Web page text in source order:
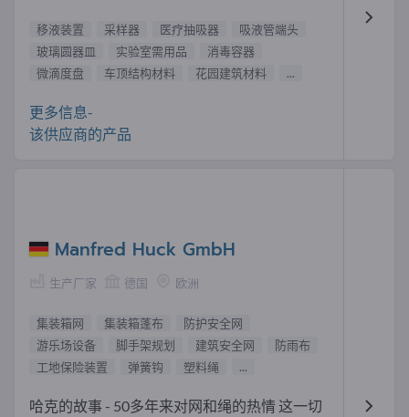
移液装置 采样器 医疗抽吸器
吸液管端头
玻璃圆器皿
实验室需用品
消毒容器
微滴度盘
车顶结构材料 花园建筑材料 ...
更多信息-
该供应商的产品
Manfred Huck GmbH
生产厂家 德国 欧洲
集装箱网 集装箱蓬布
防护安全网
游乐场设备
脚手架规划 建筑安全网
防雨布
工地保险装置
弹簧钩 塑料绳 ...
哈克的故事 - 50多年来对网和绳的热情 这一切